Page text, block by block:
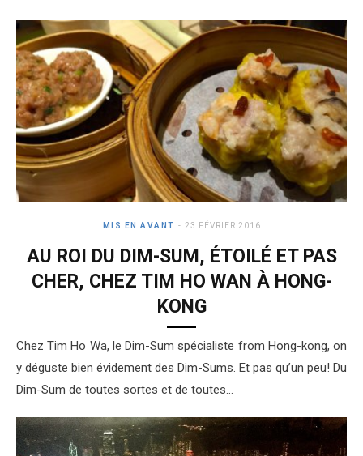
k a
m
ING
MIS EN AVANT 23 FÉVRIER 2016
AU ROI DU DIM-SUM, ÉTOILÉ ET PAS
CHER, CHEZ TIM HO WAN À HONG-
KONG
Chez Tim Ho Wa, le Dim-Sum spécialiste from Hong-kong, on
y déguste bien évidement des Dim-Sums. Et pas qu’un peu! Du
Dim-Sum de toutes sortes et de toutes…